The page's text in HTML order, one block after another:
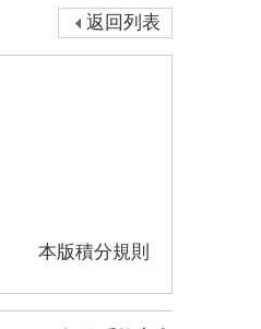
返回列表
本版積分規則